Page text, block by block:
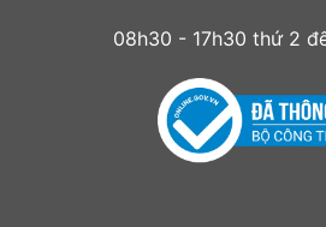
08h30 - 17h30 thứ 2